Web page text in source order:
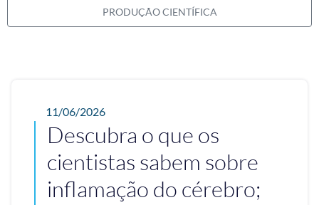
PRODUÇÃO CIENTÍFICA
11/06/2026
Descubra o que os
cientistas sabem sobre
inflamação do cérebro;